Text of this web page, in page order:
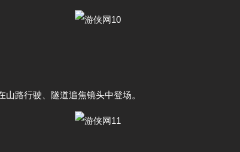
路行驶、隧道追焦镜头中登场。